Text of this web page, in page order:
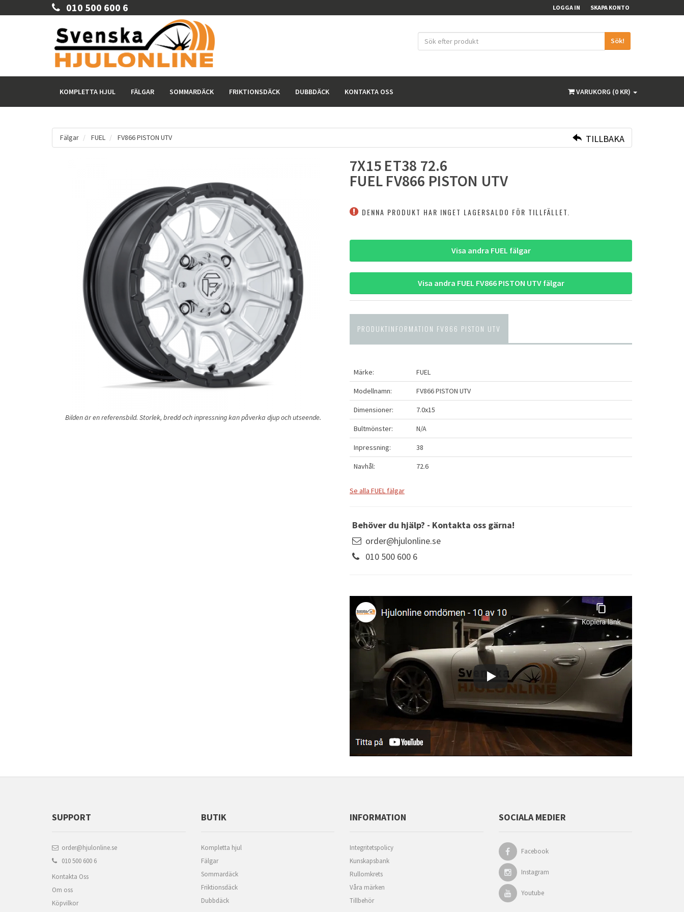
010 500 600 6 LOGGA IN SKAPA KONTO
Sök!
VARUKORG (0 KR)
KOMPLETTA HJUL FÄLGAR SOMMARDÄCK FRIKTIONSDÄCK DUBBDÄCK KONTAKTA OSS
Fälgar FUEL FV866 PISTON UTV TILLBAKA
Bilden är en referensbild. Storlek, bredd och inpressning kan påverka djup och utseende.
7X15 ET38 72.6
FUEL FV866 PISTON UTV
DENNA PRODUKT HAR INGET LAGERSALDO FÖR TILLFÄLLET.
Visa andra FUEL fälgar
Visa andra FUEL FV866 PISTON UTV fälgar
PRODUKTINFORMATION FV866 PISTON UTV
Märke: FUEL
Modellnamn: FV866 PISTON UTV
Dimensioner: 7.0x15
Bultmönster: N/A
Inpressning: 38
Navhål: 72.6
Se alla FUEL fälgar
Behöver du hjälp? - Kontakta oss gärna!
order@hjulonline.se
010 500 600 6
SUPPORT
order@hjulonline.se
010 500 600 6
Kontakta Oss
Om oss
Köpvilkor
BUTIK
Kompletta hjul
Fälgar
Sommardäck
Friktionsdäck
Dubbdäck
INFORMATION
Integritetspolicy
Kunskapsbank
Rullomkrets
Våra märken
Tillbehör
SOCIALA MEDIER
Facebook
Instagram
Youtube